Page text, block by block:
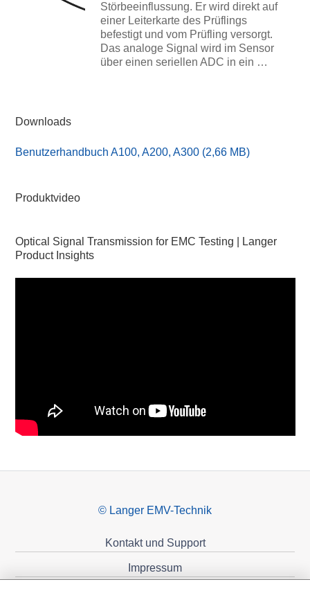
Störbeeinflussung. Er wird direkt auf
einer Leiterkarte des Prüflings
befestigt und vom Prüfling versorgt.
Das analoge Signal wird im Sensor
über einen seriellen ADC in ein …
Downloads
Benutzerhandbuch A100, A200, A300 (2,66 MB)
Produktvideo
Optical Signal Transmission for EMC Testing | Langer
Product Insights
© Langer EMV-Technik
Kontakt und Support
Impressum